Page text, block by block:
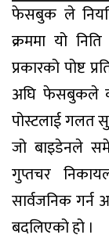
फेसबुक ले
क्रममा यो
प्रकारको पोष्ट
अघि फेसबुकले
पोस्टलाई गलत
जो बाइडेनले
गुप्तचर
सार्वजनिक
बदलिएको हो ।